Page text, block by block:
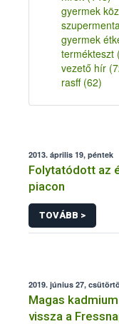
gyermek
gyermek
termékteszt
vezető hír
rasff (62)
2013. április 19, péntek
Folytatódott az
piacon
TOVÁBB >
2019. június 27,
Magas
vissza a